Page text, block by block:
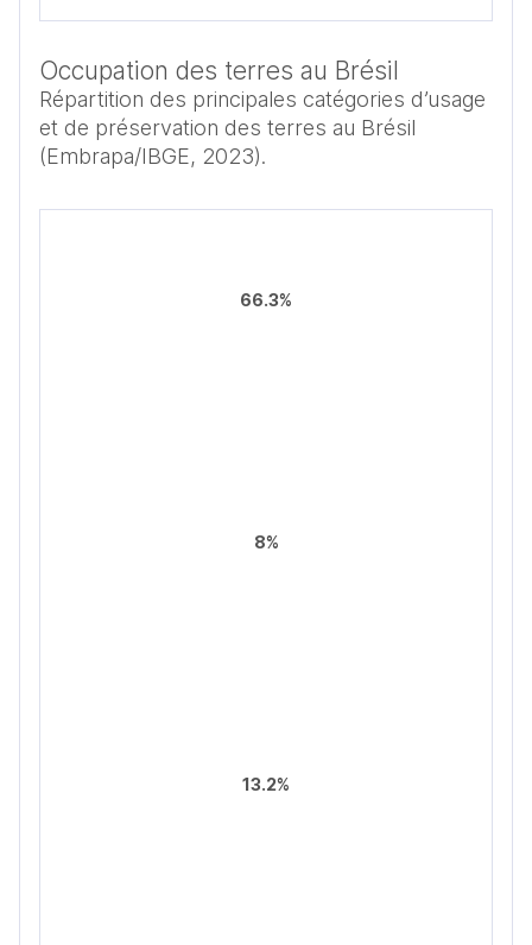
Occupation des terres au Brésil
Répartition des principales catégories d’usage
et de préservation des terres au Brésil
(Embrapa/IBGE, 2023).
66.3%
8%
13.2%